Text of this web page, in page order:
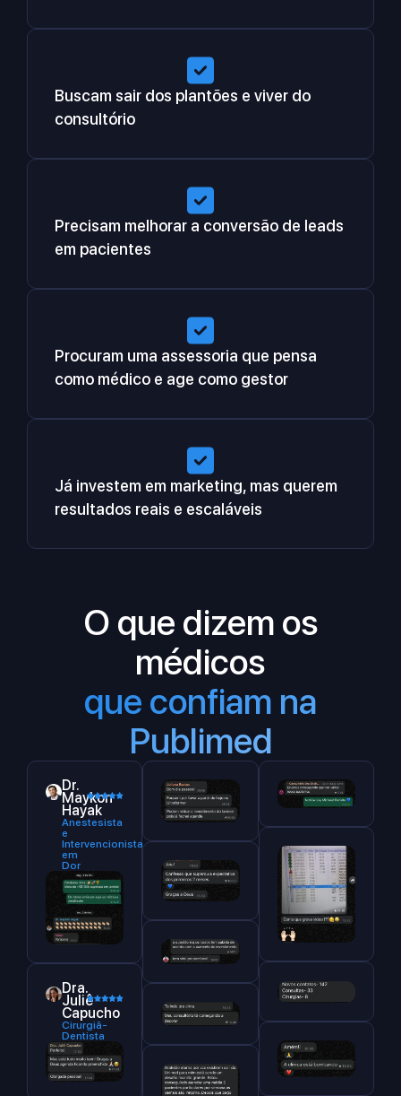
Buscam sair dos plantões e viver do
consultório
Precisam melhorar a conversão de leads
em pacientes
Procuram uma assessoria que pensa
como médico e age como gestor
Já investem em marketing, mas querem
resultados reais e escaláveis
O que dizem os
médicos
que confiam na
Publimed
Dr.
Maykon
Hayak
Anestesista
e
Intervencionista
em
Dor
Dra.
Juliê
Capucho
Cirurgiã-
Dentista